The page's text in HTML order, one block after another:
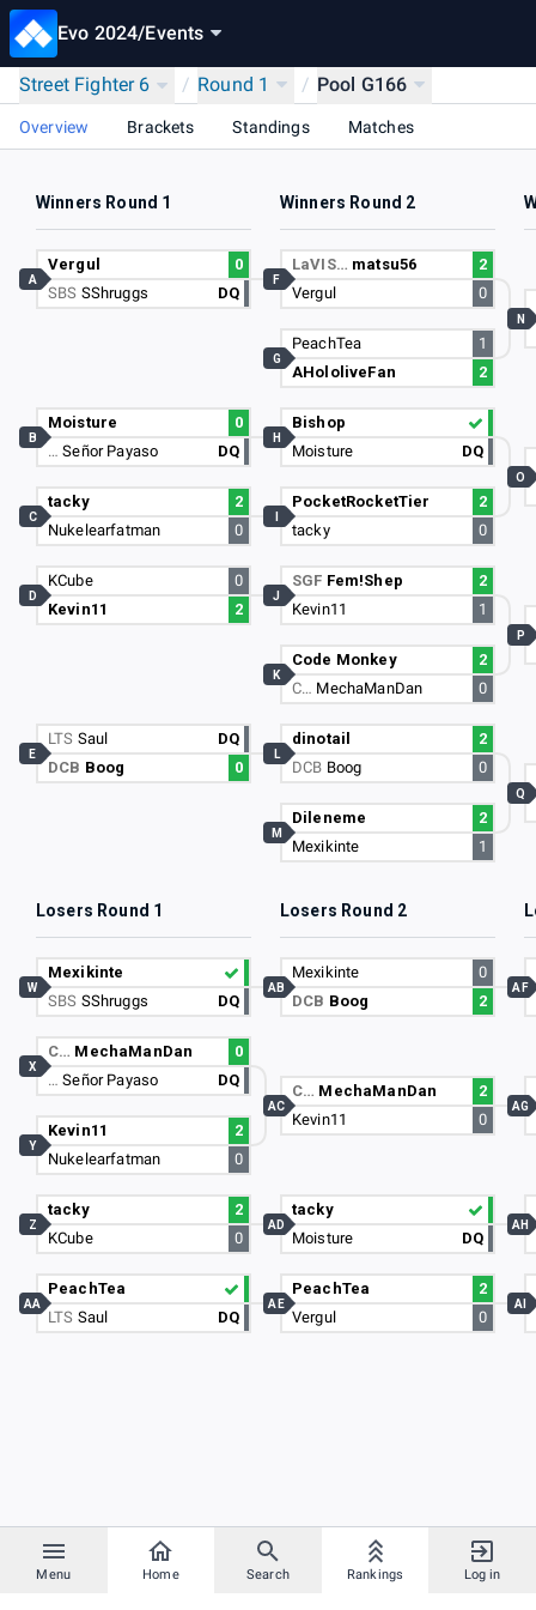
Evo 2024/Events
Menu Home Search Rankings Log in
Street Fighter 6 / Round 1 / Pool G166
Overview Brackets Standings Matches
Winners Round 1 Winners Round 2
Vergul
0
SBS SShruggs DQ
A
Moisture
0
…Señor Payaso DQ
B
tacky
2
Nukelearfatman
0
C
KCube
0
Kevin11
2
D
LTS Saul
DQ
DCB Boog 0
E
LaVIS… matsu56
2
Vergul
0
F
PeachTea
1
AHololiveFan
2
G
Bishop
Moisture
DQ
H
PocketRocketTier
2
tacky
0
SGF Fem!Shep
2
Kevin11
1
J
Code Monkey
2
C… MechaManDan 0
K
dinotail
2
DCB Boog 0
L
Dileneme
2
Mexikinte
1
M
N
O
P
Q
Losers Round 1 Losers Round 2
Mexikinte
SBS SShruggs DQ
W
C… MechaManDan
0
…Señor Payaso DQ
X
Kevin11
2
Nukelearfatman
0
Y
tacky
2
KCube
0
Z
PeachTea
LTS Saul DQ
AA
Mexikinte
0
DCB Boog 2
AB
C… MechaManDan
2
Kevin11
0
AC
tacky
Moisture
DQ
AD
PeachTea
2
Vergul
0
AE
AF
AG
AH
AI